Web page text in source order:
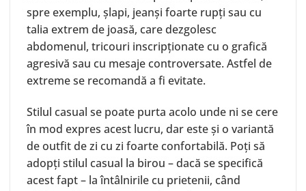
spre exemplu, șlapi, jeanși foarte rupți sau cu
talia extrem de joasă, care dezgolesc
abdomenul, tricouri inscripționate cu o grafică
agresivă sau cu mesaje controversate. Astfel de
extreme se recomandă a fi evitate.
Stilul casual se poate purta acolo unde ni se cere
în mod expres acest lucru, dar este și o variantă
de outfit de zi cu zi foarte confortabilă. Poți să
adopți stilul casual la birou – dacă se specifică
acest fapt – la întâlnirile cu prietenii, când